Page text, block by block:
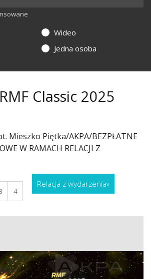
Wideo
Jedna osoba
Classic 2025
Mieszko Piętka/AKPA/BEZPŁATNE
W RAMACH RELACJI Z
4
Relacja z wydarzenia»